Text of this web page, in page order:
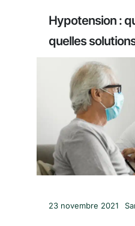
Hypotension :
quelles
23 novembre 2021